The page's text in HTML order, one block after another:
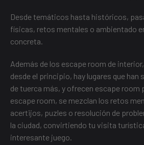
Desde temáticos hasta históricos,
físicas, retos mentales o ambientado
concreta.
Además de los escape room de
desde el principio, hay lugares que han
de tuerca más, y ofrecen escape room
escape room, se mezclan los retos
acertijos, puzles o resolución de
la ciudad, convirtiendo tu visita
interesante juego.